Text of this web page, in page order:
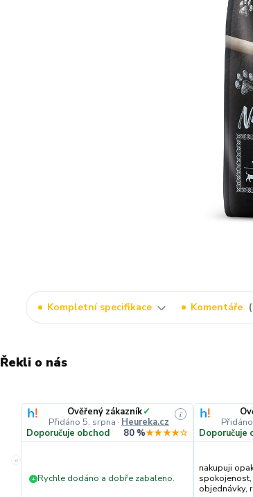
Kompletní specifikace Komentáře
Řekli o nás
«
Ověřený zákazník✓
Přidáno 5. srpna · Heureka.cz
i
Doporučuje obchod 80 %★★★★☆
+ Rychle dodáno a dobře zabaleno.
Doporučuje
nakupuji
objednávky,